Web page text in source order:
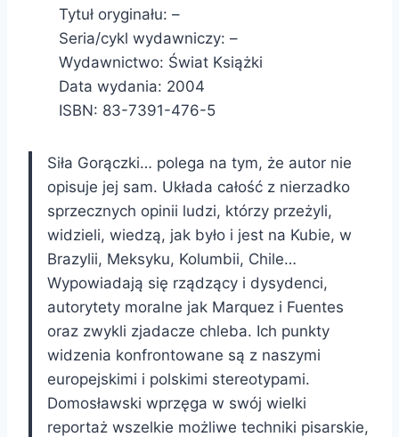
Tytuł oryginału: –
Seria/cykl wydawniczy: –
Wydawnictwo: Świat Książki
Data wydania: 2004
ISBN: 83-7391-476-5
Siła Gorączki… polega na tym, że autor nie
opisuje jej sam. Układa całość z nierzadko
sprzecznych opinii ludzi, którzy przeżyli,
widzieli, wiedzą, jak było i jest na Kubie, w
Brazylii, Meksyku, Kolumbii, Chile…
Wypowiadają się rządzący i dysydenci,
autorytety moralne jak Marquez i Fuentes
oraz zwykli zjadacze chleba. Ich punkty
widzenia konfrontowane są z naszymi
europejskimi i polskimi stereotypami.
Domosławski wprzęga w swój wielki
reportaż wszelkie możliwe techniki pisarskie,